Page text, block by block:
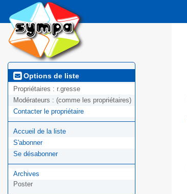
Options de liste
Propriétaires : r.gresse
Modérateurs : (comme les propriétaires)
Contacter le propriétaire
Accueil de la liste
S'abonner
Se désabonner
Archives
Poster